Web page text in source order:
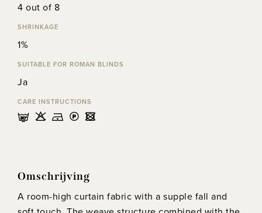
4 out of 8
SHRINKAGE
1%
SUITABLE FOR ROMAN BLINDS
Ja
CARE INSTRUCTIONS
mHDLU
Omschrijving
A room-high curtain fabric with a supple fall and